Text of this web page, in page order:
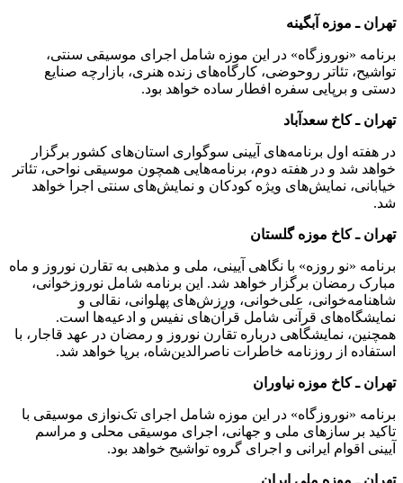
تهران ـ موزه آبگینه
برنامه «نوروزگاه» در این موزه شامل اجرای موسیقی سنتی،
تواشیح، تئاتر روحوضی، کارگاه‌های زنده هنری، بازارچه صنایع
دستی و برپایی سفره افطار ساده خواهد بود.
تهران ـ کاخ سعدآباد
در هفته اول برنامه‌های آیینی سوگواری استان‌های کشور برگزار
خواهد شد و در هفته دوم، برنامه‌هایی همچون موسیقی نواحی، تئاتر
خیابانی، نمایش‌های ویژه کودکان و نمایش‌های سنتی اجرا خواهد
شد.
تهران ـ کاخ موزه گلستان
برنامه «نو روزه» با نگاهی آیینی، ملی و مذهبی به تقارن نوروز و ماه
مبارک رمضان برگزار خواهد شد. این برنامه شامل نوروزخوانی،
شاهنامه‌خوانی، علی‌خوانی، ورزش‌های پهلوانی، نقالی و
نمایشگاه‌های قرآنی شامل قرآن‌های نفیس و ادعیه‌ها است.
همچنین، نمایشگاهی درباره تقارن نوروز و رمضان در عهد قاجار، با
استفاده از روزنامه خاطرات ناصرالدین‌شاه، برپا خواهد شد.
تهران ـ کاخ موزه نیاوران
برنامه «نوروزگاه» در این موزه شامل اجرای تک‌نوازی موسیقی با
تاکید بر سازهای ملی و جهانی، اجرای موسیقی محلی و مراسم
آیینی اقوام ایرانی و اجرای گروه تواشیح خواهد بود.
تهران ـ موزه ملی ایران